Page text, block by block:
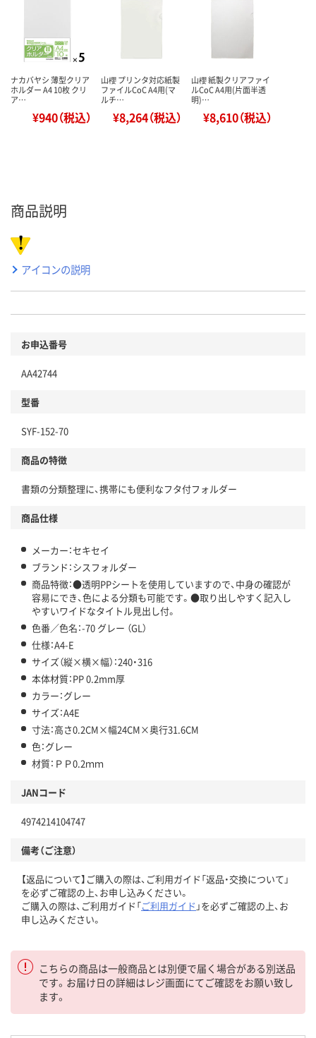
ナカバヤシ 薄型クリア
ホルダー A4 10枚 クリ
ア…
¥940（税込）
山櫻 プリンタ対応紙製
ファイルCoC A4用(マ
ルチ…
¥8,264（税込）
山櫻 紙製クリアファイ
ルCoC A4用(片面半透
明)…
¥8,610（税込）
商品説明
アイコンの説明
お申込番号
AA42744
型番
SYF-152-70
商品の特徴
書類の分類整理に、携帯にも便利なフタ付フォルダー
商品仕様
メーカー：セキセイ
ブランド：シスフォルダー
商品特徴：●透明PPシートを使用していますので、中身の確認が
容易にでき、色による分類も可能です。●取り出しやすく記入し
やすいワイドなタイトル見出し付。
色番／色名：-70 グレー （GL）
仕様：A4-E
サイズ（縦×横×幅）：240・316
本体材質：PP 0.2mm厚
カラー：グレー
サイズ：A4E
寸法：高さ0.2CM×幅24CM×奥行31.6CM
色：グレー
材質：ＰＰ0.2ｍｍ
JANコード
4974214104747
備考（ご注意）
【返品について】ご購入の際は、ご利用ガイド「返品・交換について」
を必ずご確認の上、お申し込みください。
ご購入の際は、ご利用ガイド「ご利用ガイド 」を必ずご確認の上、お
申し込みください。
こちらの商品は一般商品とは別便で届く場合がある別送品
です。お届け日の詳細はレジ画面にてご確認をお願い致し
ます。